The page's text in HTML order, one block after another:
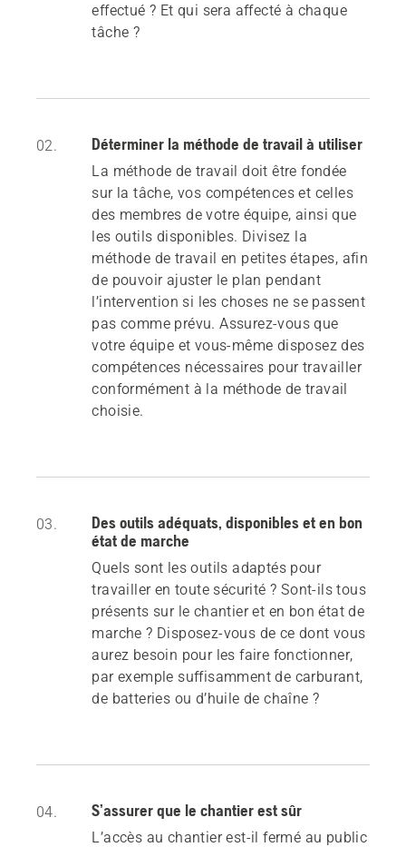
effectué ? Et qui sera affecté à chaque
tâche ?
02. Déterminer la méthode de travail à utiliser
La méthode de travail doit être fondée
sur la tâche, vos compétences et celles
des membres de votre équipe, ainsi que
les outils disponibles. Divisez la
méthode de travail en petites étapes, afin
de pouvoir ajuster le plan pendant
l’intervention si les choses ne se passent
pas comme prévu. Assurez-vous que
votre équipe et vous-même disposez des
compétences nécessaires pour travailler
conformément à la méthode de travail
choisie.
03.
Des outils adéquats, disponibles et en bon
état de marche
Quels sont les outils adaptés pour
travailler en toute sécurité ? Sont-ils tous
présents sur le chantier et en bon état de
marche ? Disposez-vous de ce dont vous
aurez besoin pour les faire fonctionner,
par exemple suffisamment de carburant,
de batteries ou d’huile de chaîne ?
04. S’assurer que le chantier est sûr
L’accès au chantier est-il fermé au public